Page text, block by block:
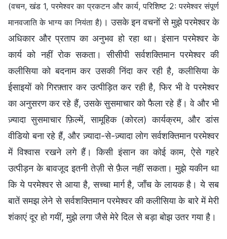
(वचन, खंड 1, परमेश्वर का प्रकटन और कार्य, परिशिष्ट 2: परमेश्वर संपूर्ण
मानवजाति के भाग्य का नियंता है) । उसके इन वचनों से मुझे परमेश्वर के
अधिकार और प्रताप का अनुभव हो रहा था। इंसान परमेश्वर के
कार्य को नहीं रोक सकता। सीसीपी सर्वशक्तिमान परमेश्वर की
कलीसिया को बदनाम कर उसकी निंदा कर रही है, कलीसिया के
ईसाइयों को गिरफ़्तार कर उत्पीड़ित कर रही है, फिर भी वे परमेश्वर
का अनुसरण कर रहे हैं, उसके सुसमाचार को फैला रहे हैं। वे और भी
ज़्यादा सुसमाचार फ़िल्में, सामूहिक (कोरल) कार्यक्रम, और डांस
वीडियो बना रहे हैं, और ज़्यादा-से-ज़्यादा लोग सर्वशक्तिमान परमेश्वर
में विश्वास रखने लगे हैं। किसी इंसान का कोई काम, ऐसे गहरे
उत्पीड़न के बावजूद इतनी तेज़ी से फ़ैल नहीं सकता। मुझे यकीन था
कि ये परमेश्वर से आया है, सच्चा मार्ग है, जाँच के लायक है। ये सब
बातें समझ लेने से सर्वशक्तिमान परमेश्वर की कलीसिया के बारे में मेरी
शंकाएं दूर हो गयीं, मुझे लगा जैसे मेरे दिल से बड़ा बोझ उतर गया है।